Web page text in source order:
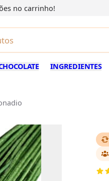
no carrinho!
INGREDIENTES